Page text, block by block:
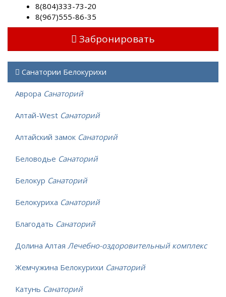
8(804)333-73-20
8(967)555-86-35
Забронировать
Санатории Белокурихи
Аврора Санаторий
Алтай-West Санаторий
Алтайский замок Санаторий
Беловодье Санаторий
Белокур Санаторий
Белокуриха Санаторий
Благодать Санаторий
Долина Алтая Лечебно-оздоровительный комплекс
Жемчужина Белокурихи Санаторий
Катунь Санаторий